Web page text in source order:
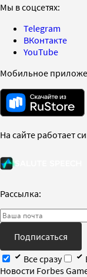
Мы в соцсетях:
Telegram
ВКонтакте
YouTube
Мобильное
На сайте работает
Рассылка:
Подписаться
Все сразу
Новости Forbes